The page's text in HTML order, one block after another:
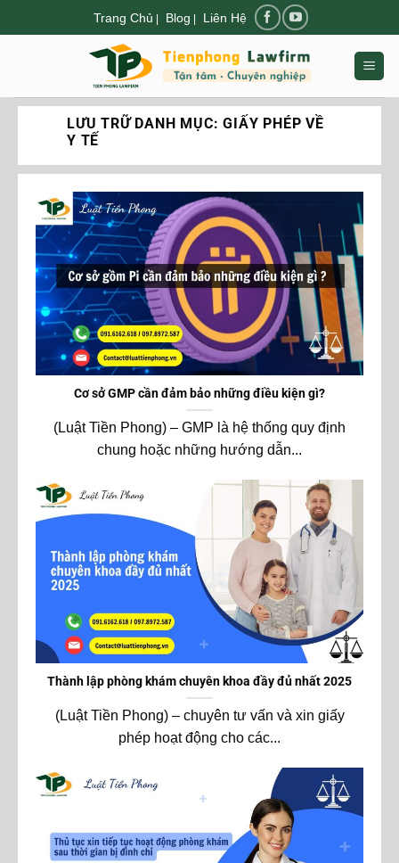
đến
Trang Chủ | Blog | Liên Hệ
LƯU TRỮ DANH MỤC:GIẤY PHÉP VỀ
Y TẾ
Cơ sở GMP cần đảm bảo những điều kiện gì?
(Luật Tiền Phong) – GMP là hệ thống quy định
chung hoặc những hướng dẫn...
Thành lập phòng khám chuyên khoa đầy đủ nhất 2025
(Luật Tiền Phong) – chuyên tư vấn và xin giấy
phép hoạt động cho các...